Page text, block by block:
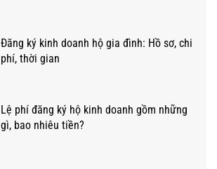
Đăng ký kinh doanh hộ gia đình: Hồ sơ, chi
phí, thời gian
Lệ phí đăng ký hộ kinh doanh gồm những
gì, bao nhiêu tiền?